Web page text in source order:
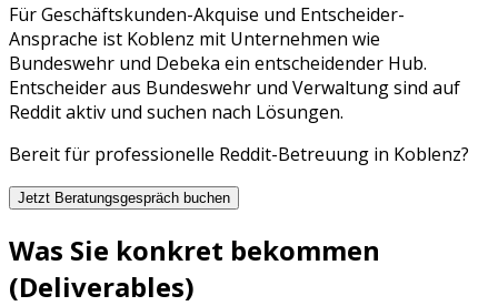
Für Geschäftskunden-Akquise und Entscheider-
Ansprache ist Koblenz mit Unternehmen wie
Bundeswehr und Debeka ein entscheidender Hub.
Entscheider aus Bundeswehr und Verwaltung sind auf
Reddit aktiv und suchen nach Lösungen.
Bereit für professionelle Reddit-Betreuung in Koblenz?
Jetzt Beratungsgespräch buchen
Was Sie konkret bekommen
(Deliverables)